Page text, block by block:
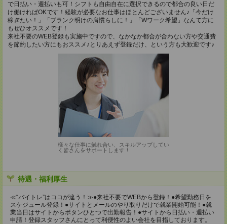
で日払い・週払いも可！シフトも自由自在に選択できるので都合の良い日だ
け働ければOKです！経験が必要なお仕事はほとんどございません♪「今だけ
稼ぎたい！」「ブランク明けの肩慣らしに！」「Wワーク希望」なんて方に
もぜひオススメです！
来社不要のWEB登録も実施中ですので、なかなか都合が合わない方や交通費
を節約したい方にもおススメ♪とりあえず登録だけ、という方も大歓迎です♪
様々な仕事に触れ合い、スキルアップしてい
く皆さんをサポートします！
待遇・福利厚生
≪“バイトレ”はココが違う！≫●来社不要でWEBから登録！●希望勤務日を
スケジュール登録！●サイトとメールのやり取りだけで就業開始可能！●就
業当日はサイトからボタンひとつで出勤報告！●サイトから日払い・週払い
申請！登録スタッフさんにとって利便性のよい会社を目指しております。